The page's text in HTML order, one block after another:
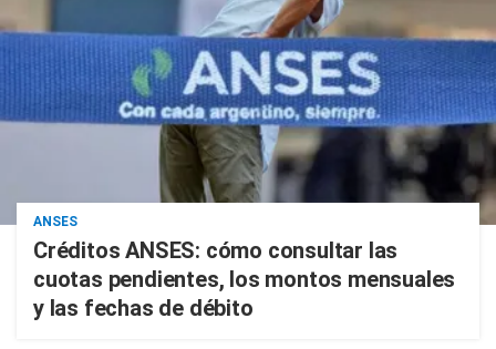
ANSES
Créditos ANSES: cómo consultar las
cuotas pendientes, los montos mensuales
y las fechas de débito